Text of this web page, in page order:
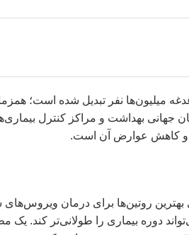
برای درمان ویروس‌های شایع در سال ۲۰۲۶ به دغدغه میلیون‌ها نفر
جهانی بهداشت و مراکز کنترل
و کاهش عوارض آن است.
روتین‌ها برای درمان ویروس‌های
دوره بیماری را طولانی‌تر کند. یک